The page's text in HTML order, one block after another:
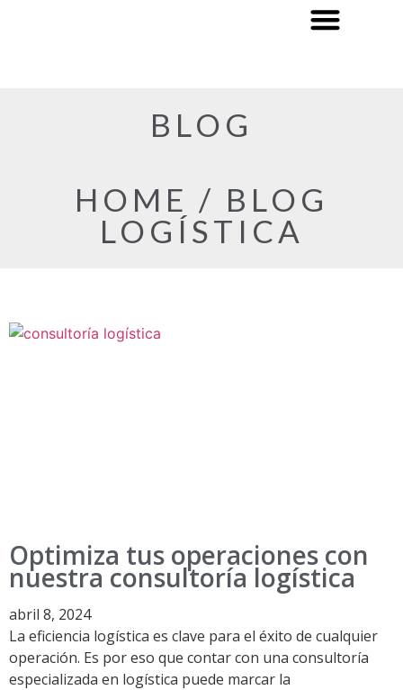
BLOG
HOME / BLOG
LOGÍSTICA
Optimiza tus operaciones con
nuestra consultoría logística
abril 8, 2024
La eficiencia logística es clave para el éxito de cualquier
operación. Es por eso que contar con una consultoría
especializada en logística puede marcar la